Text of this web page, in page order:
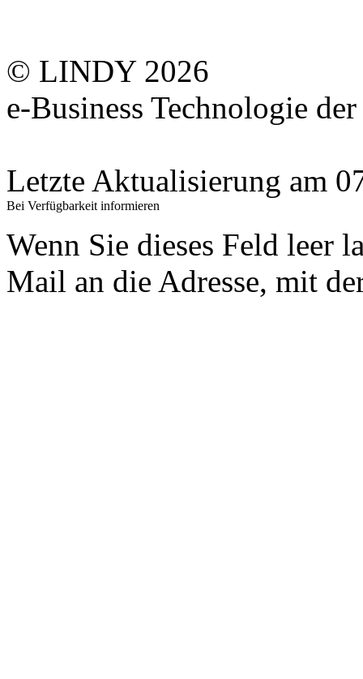
© LINDY 2026
e-Business Technologie
Letzte Aktualisierung am
Bei Verfügbarkeit informieren
Wenn Sie dieses Feld leer
Mail an die Adresse, mit